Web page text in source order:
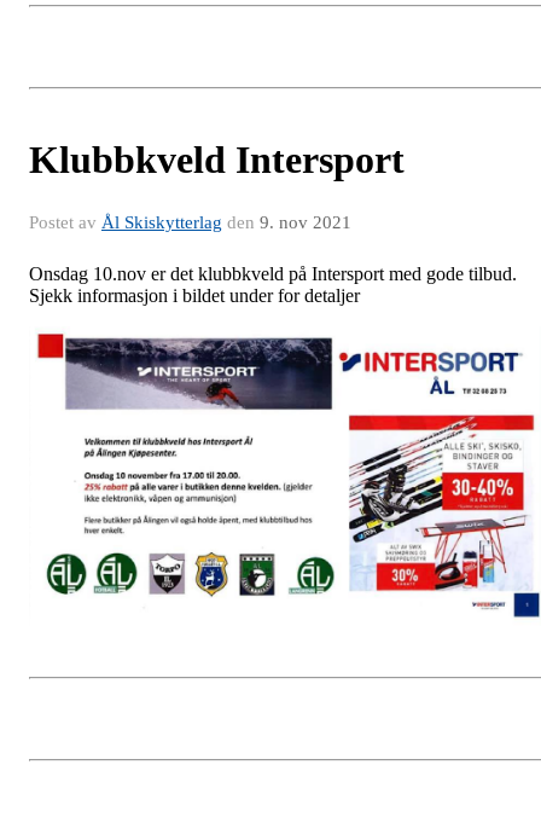
Klubbkveld Intersport
Postet av Ål Skiskytterlag den 9. nov 2021
Onsdag 10.nov er det klubbkveld på Intersport med gode tilbud.
Sjekk informasjon i bildet under for detaljer